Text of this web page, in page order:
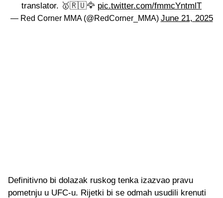
translator. 🥇🇷🇺🦅 pic.twitter.com/fmmcYntmlT
— Red Corner MMA (@RedCorner_MMA) June 21, 2025
Definitivno bi dolazak ruskog tenka izazvao pravu
pometnju u UFC-u. Rijetki bi se odmah usudili krenuti